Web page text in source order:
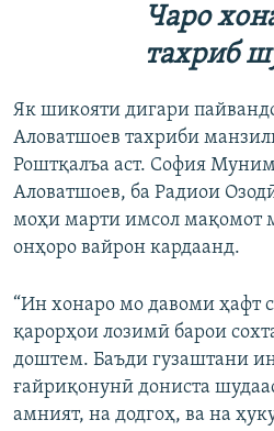
240p
Чаро
тахриб
Як шикояти дигари
Аловатшоев тахриби
Роштқалъа аст. София
Аловатшоев, ба Радиои
моҳи марти имсол мақомот
онҳоро вайрон кардаанд.
“Ин хонаро мо давоми ҳафт
қарорҳои лозимӣ барои
доштем. Баъди гузаштани
ғайриқонунӣ дониста
амният, на додгоҳ, ва на